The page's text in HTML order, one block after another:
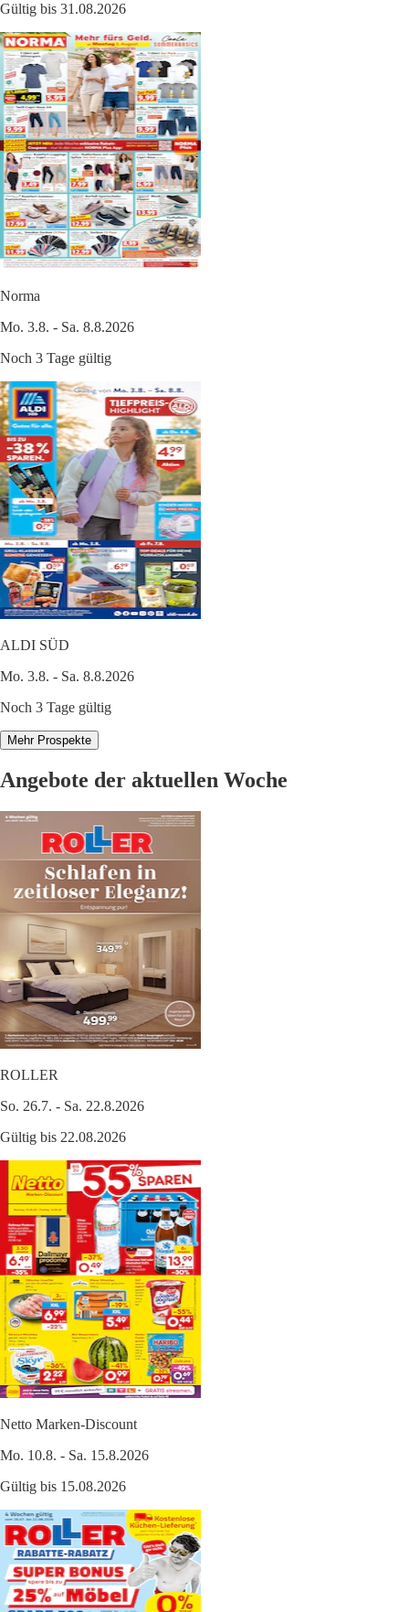
Gültig bis 31.08.2026
Norma
Mo. 3.8. - Sa. 8.8.2026
Noch 3 Tage gültig
ALDI SÜD
Mo. 3.8. - Sa. 8.8.2026
Noch 3 Tage gültig
Mehr Prospekte
Angebote der aktuellen Woche
ROLLER
So. 26.7. - Sa. 22.8.2026
Gültig bis 22.08.2026
Netto Marken-Discount
Mo. 10.8. - Sa. 15.8.2026
Gültig bis 15.08.2026